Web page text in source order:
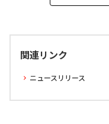
関連リンク
ニュースリリース